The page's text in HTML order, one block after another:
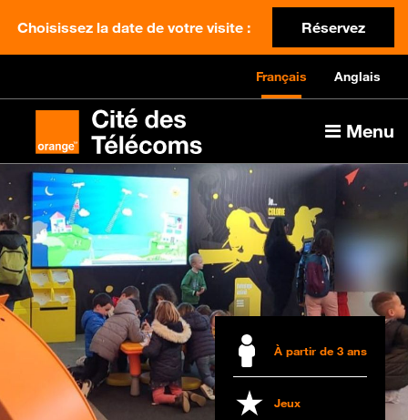
Choisissez la date de votre visite : Réservez
Français Anglais
Menu
À partir de 3 ans
Jeux